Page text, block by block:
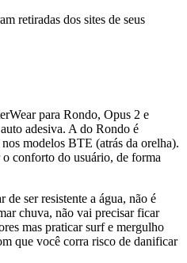
retiradas dos sites de seus
para Rondo, Opus 2 e
adesiva. A do Rondo é
modelos BTE (atrás da orelha).
conforto do usuário, de forma
de ser resistente a água, não é
chuva, não vai precisar ficar
mas praticar surf e mergulho
que você corra risco de danificar